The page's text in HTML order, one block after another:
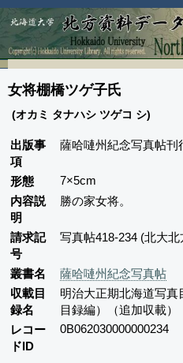
女将棚橋ツゲ子氏
(オカミ タナハシ ツゲコ シ)
出版事
項
薩哈嗹州紀念写真帖刊
形態
7×5cm
内容説
明
勝の家女将。
請求記
号
写真帖418-234 (北大北
叢書名
薩哈嗹州紀念写真帖
収載目
録名
明治大正期北海道写真
目録編）（追加収載）
レコー
ドID
0B062030000000234